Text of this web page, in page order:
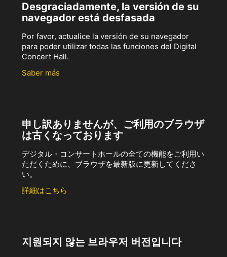
Desgraciadamente, la versión de su
navegador está desfasada
Por favor, actualice la versión de su navegador
para poder utilizar todas las funciones del Digital
Concert Hall.
Saber más
申し訳ありませんが、ご利用のブラウザ
は古くなっております
デジタル・コンサートホールの全ての機能をご利用い
ただくために、ブラウザを最新版に更新してくださ
い。
詳細はこちら
지원되지 않는 브라우저 버전입니다